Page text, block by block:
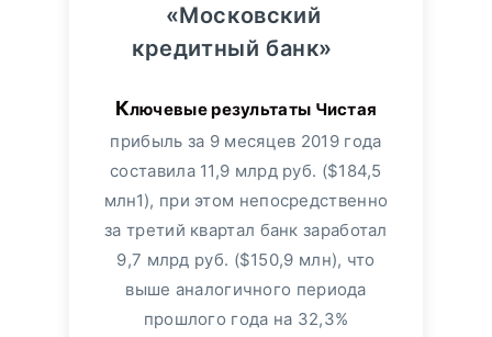
«Московский
кредитный банк»
Ключевые результаты Чистая
прибыль за 9 месяцев 2019 года
составила 11,9 млрд руб. ($184,5
млн1), при этом непосредственно
за третий квартал банк заработал
9,7 млрд руб. ($150,9 млн), что
выше аналогичного периода
прошлого года на 32,3%